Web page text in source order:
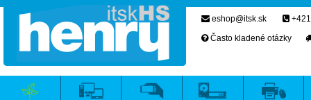
eshop@itsk.sk
Často kladené otázky